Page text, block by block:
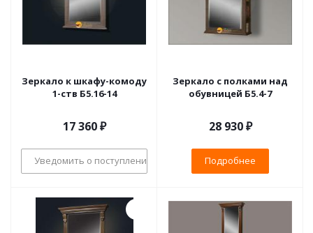
Зеркало к шкафу-комоду
1-ств Б5.16-14
17 360₽
Уведомить о поступлении
Зеркало с полками над
обувницей Б5.4-7
28 930 ₽
Подробнее